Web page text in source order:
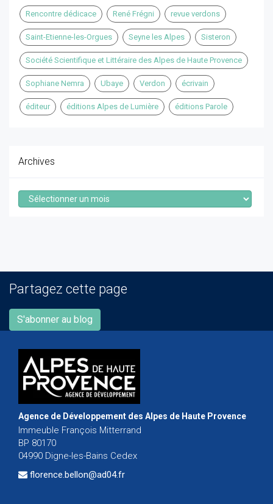
Rencontre dédicace René Frégni revue verdons
Saint-Etienne-les-Orgues Seyne les Alpes Sisteron
Société Scientifique et Littéraire des Alpes de Haute Provence
Sophiane Nemra Ubaye Verdon écrivain
éditeur éditions Alpes de Lumière éditions Parole
Archives
Archives
Partagez cette page
S'abonner au blog
Agence de Développement des Alpes de Haute Provence
Immeuble François Mitterrand
BP 80170
04990 Digne-les-Bains Cedex
florence.bellon@ad04.fr